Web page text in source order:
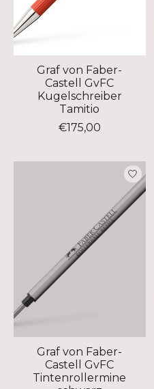
Graf von Faber-
Castell GvFC
Kugelschreiber
Tamitio
€175,00
Graf von Faber-
Castell GvFC
Tintenrollermine